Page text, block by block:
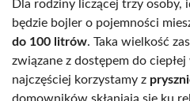
Dla rodziny liczącej trzy osoby,
będzie bojler o pojemności
do 100 litrów. Taka wielkość
związane z dostępem do ciepłej
najczęściej korzystamy z